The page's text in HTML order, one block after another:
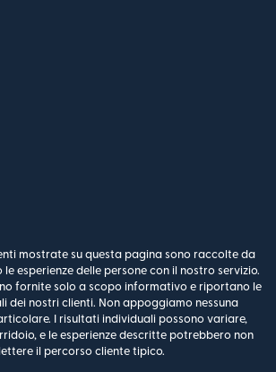
mostrate su questa pagina sono raccolte da
esperienze delle persone con il nostro servizio.
fornite solo a scopo informativo e riportano le
dei nostri clienti. Non appoggiamo nessuna
I risultati individuali possono variare,
e le esperienze descritte potrebbero non
il percorso cliente tipico.